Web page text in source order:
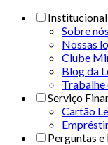
Institucional
Sobre nós
Nossas
Clube
Blog da
Trabalhe
Serviço
Cartão
Perguntas e